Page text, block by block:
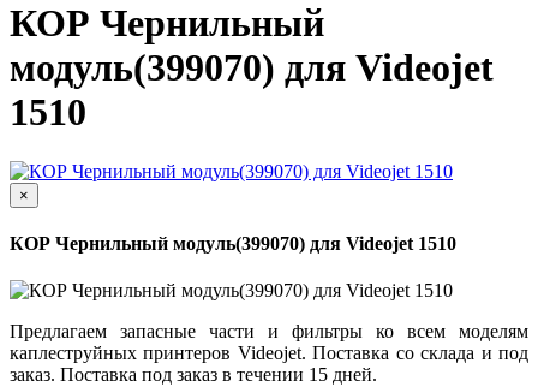
КОР Чернильный
модуль(399070) для Videojet
1510
×
КОР Чернильный модуль(399070) для Videojet 1510
Предлагаем запасные части и фильтры ко всем моделям
каплеструйных принтеров Videojet. Поставка со склада и под
заказ. Поставка под заказ в течении 15 дней.